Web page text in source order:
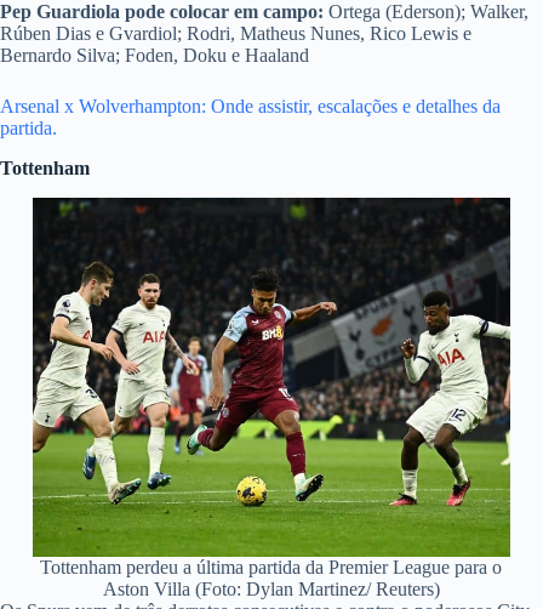
Pep Guardiola pode colocar em campo: Ortega (Ederson); Walker,
Rúben Dias e Gvardiol; Rodri, Matheus Nunes, Rico Lewis e
Bernardo Silva; Foden, Doku e Haaland
Arsenal x Wolverhampton: Onde assistir, escalações e detalhes da
partida.
Tottenham
Tottenham perdeu a última partida da Premier League para o
Aston Villa (Foto: Dylan Martinez/ Reuters)